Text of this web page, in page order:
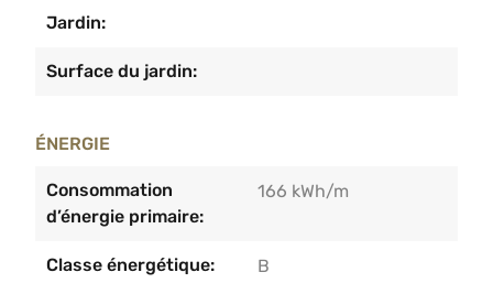
Jardin:
Surface du jardin:
ÉNERGIE
Consommation
d’énergie primaire:
166 kWh/m
Classe énergétique: B